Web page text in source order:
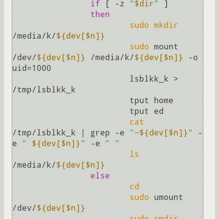
if [ -z "$dir"
]
then
sudo mkdir
/media/k/${dev[$n]}
sudo mount
/dev/${dev[$n]} /media/k/${dev[$n]}
-o
uid=1000
/tmp/lsblkk_k
cat
/tmp/lsblkk_k | grep -e
"─${dev[$n]} "
-
e
" ${dev[$n]} " -e
" "
ls
/media/k/${dev[$n]}
else
cd
sudo umount
/dev/${dev[$n]}